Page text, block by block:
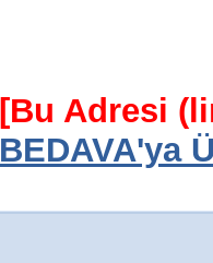
[Bu Adresi
BEDAVA'ya